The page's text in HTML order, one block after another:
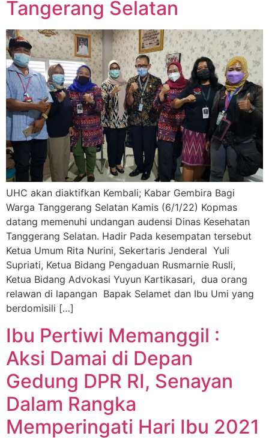
Tangerang Selatan
UHC akan diaktifkan Kembali; Kabar Gembira Bagi
Warga Tanggerang Selatan Kamis (6/1/22) Kopmas
datang memenuhi undangan audensi Dinas Kesehatan
Tanggerang Selatan. Hadir Pada kesempatan tersebut
Ketua Umum Rita Nurini, Sekertaris Jenderal Yuli
Supriati, Ketua Bidang Pengaduan Rusmarnie Rusli,
Ketua Bidang Advokasi Yuyun Kartikasari, dua orang
relawan di lapangan Bapak Selamet dan Ibu Umi yang
berdomisili […]
Ibu Pertiwi Memanggil :
Aksi Damai di Depan
Gedung DPR RI, Senayan
Dalam Rangka
Memperingati Hari Ibu 2021